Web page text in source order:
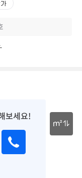
'15. 08
m²
보세요!